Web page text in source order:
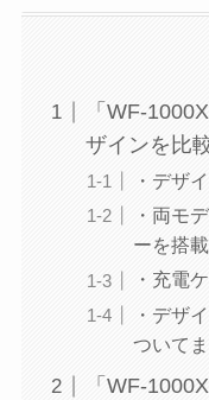
「WF-
ザインを比
・デザ
・両モ
ーを搭載
・充電
・デザ
ついて
「WF-